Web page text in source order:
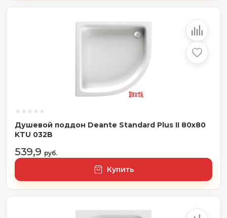
Душевой поддон Deante Standard Plus II 80x80
KTU 032B
539,9 руб.
Купить